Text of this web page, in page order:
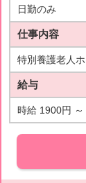
日勤のみ
仕事内容
特別養護老人
給与
時給 1900円 ～